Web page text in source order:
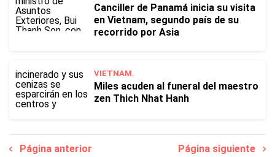
Canciller de Panamá inicia su visita
en Vietnam, segundo país de su
recorrido por Asia
VIETNAM.
Miles acuden al funeral del maestro
zen Thich Nhat Hanh
Página anterior Página siguiente